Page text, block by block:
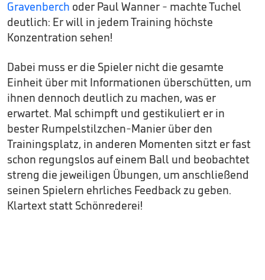
Gravenberch oder Paul Wanner - machte Tuchel
deutlich: Er will in jedem Training höchste
Konzentration sehen!
Dabei muss er die Spieler nicht die gesamte
Einheit über mit Informationen überschütten, um
ihnen dennoch deutlich zu machen, was er
erwartet. Mal schimpft und gestikuliert er in
bester Rumpelstilzchen-Manier über den
Trainingsplatz, in anderen Momenten sitzt er fast
schon regungslos auf einem Ball und beobachtet
streng die jeweiligen Übungen, um anschließend
seinen Spielern ehrliches Feedback zu geben.
Klartext statt Schönrederei!